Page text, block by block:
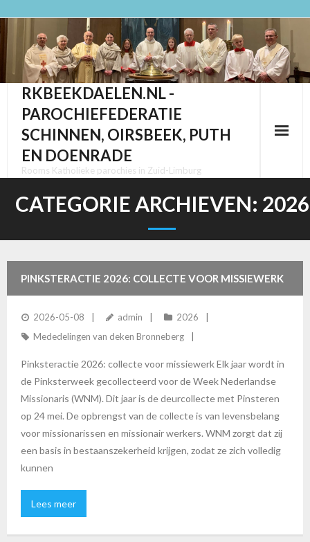
Ga
naar
inhoud
RKBEEKDAELEN.NL -
PAROCHIEFEDERATIE
SCHINNEN, OIRSBEEK, PUTH
EN DOENRADE
Rooms Katholieke parochies in Zuid-Limburg
CATEGORIE ARCHIEVEN: 2026
PINKSTERACTIE 2026: COLLECTE VOOR MISSIEWERK
2026-05-08 admin
2026
Mededelingen van deken Bronneberg
Pinksteractie 2026: collecte voor missiewerk Elk jaar wordt in
de Pinksterweek gecollecteerd voor de Week Nederlandse
Missionaris (WNM). Dit jaar is de deurcollecte met Pinsteren
op 24 mei. De opbrengst van de collecte is van levensbelang
voor missionarissen en missionair werkers. WNM zorgt dat zij
een basis in bestaanszekerheid krijgen, zodat ze zich volledig
kunnen
Lees meer